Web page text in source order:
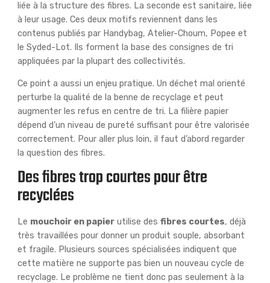
liée à la structure des fibres. La seconde est sanitaire, liée
à leur usage. Ces deux motifs reviennent dans les
contenus publiés par Handybag, Atelier-Choum, Popee et
le Syded-Lot. Ils forment la base des consignes de tri
appliquées par la plupart des collectivités.
Ce point a aussi un enjeu pratique. Un déchet mal orienté
perturbe la qualité de la benne de recyclage et peut
augmenter les refus en centre de tri. La filière papier
dépend d’un niveau de pureté suffisant pour être valorisée
correctement. Pour aller plus loin, il faut d’abord regarder
la question des fibres.
Des fibres trop courtes pour être
recyclées
Le mouchoir en papierutilise des fibres courtes, déjà
très travaillées pour donner un produit souple, absorbant
et fragile. Plusieurs sources spécialisées indiquent que
cette matière ne supporte pas bien un nouveau cycle de
recyclage. Le problème ne tient donc pas seulement à la